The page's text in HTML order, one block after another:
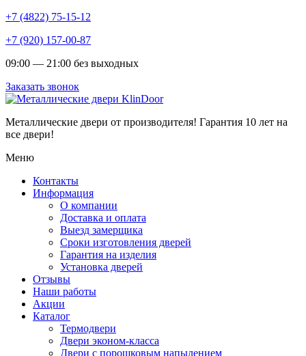
+7 (4822) 75-15-12
+7 (920) 157-00-87
09:00 — 21:00 без выходных
Заказать звонок
Металлические двери от производителя! Гарантия 10 лет на
все двери!
Меню
Контакты
Информация
О компании
Доставка и оплата
Выезд замерщика
Сроки изготовления дверей
Гарантия на изделия
Установка дверей
Отзывы
Наши работы
Акции
Каталог
Термодвери
Двери эконом-класса
Двери с порошковым напылением